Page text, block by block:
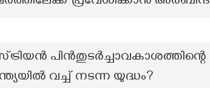
പിൻതുടർച്ചാവകാശത്തിന്റെ
വച്ച് നടന്ന യുദ്ധം?